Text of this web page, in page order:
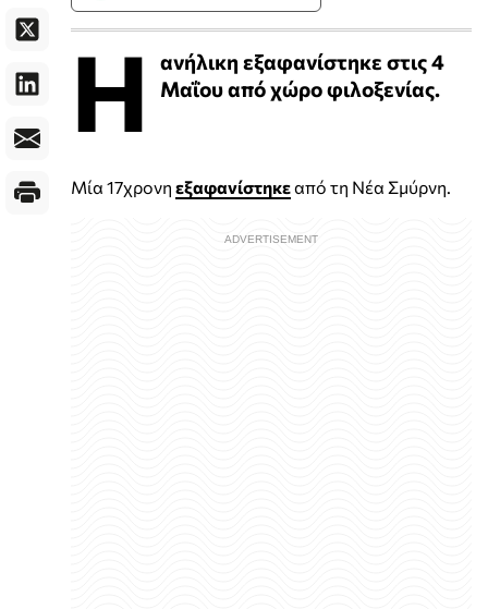
Η
ανήλικη εξαφανίστηκε στις 4
Μαΐου από χώρο φιλοξενίας.
Μία 17χρονη εξαφανίστηκεαπό τη Νέα Σμύρνη.